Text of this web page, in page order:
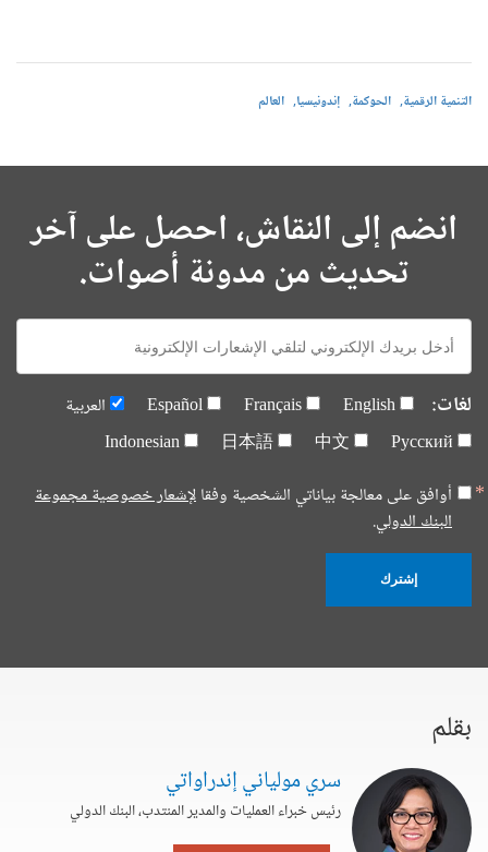
التنمية الرقمية الحوكمة إندونيسيا العالم
انضم إلى النقاش، احصل على آخر
تحديث من مدونة أصوات.
E-
mail:
لغات: English
Français
Español
العربية
Русский
中文
日本語
Indonesian
أوافق على معالجة بياناتي الشخصية وفقالإشعار خصوصية مجموعة
البنك الدولي.
إشترك
بقلم
سري مولياني إندراواتي
رئيس خبراء العمليات والمدير المنتدب، البنك الدولي